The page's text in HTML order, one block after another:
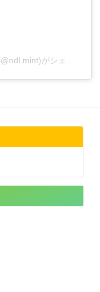
NDL mint-seminar ミント君と仲間たち(@ndl.mint)がシェアした投稿